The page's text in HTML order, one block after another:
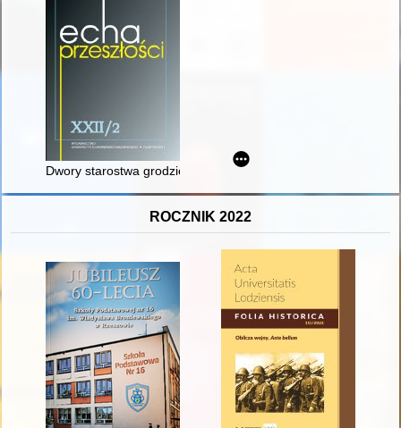
Dwory starostwa grodzieńskiego w XVI wieku : uwagi o stanie
ROCZNIK 2022